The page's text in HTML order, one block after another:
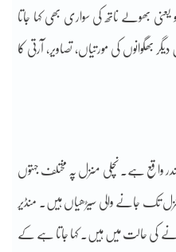
بھولے ناتھ کی سواری بھی کہا جاتا
کی مورتیاں، تصاویر، آرتی کا
واقع ہے۔ نچلی منزل پہ مختلف جہتوں
تک جانے والی سیڑھیاں ہیں۔ منڈیر
کی حالت میں ہیں۔ کہا جاتا ہے کے